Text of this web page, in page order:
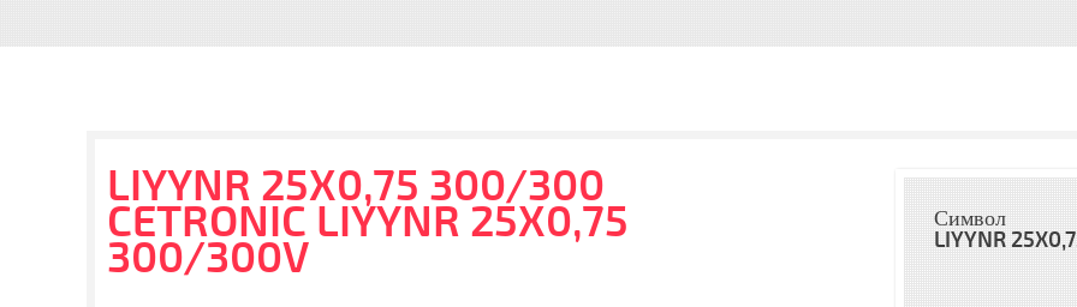
LIYYNR 25X0,75 300/300
CETRONIC LIYYNR 25X0,75
300/300V
Символ
LIYYNR